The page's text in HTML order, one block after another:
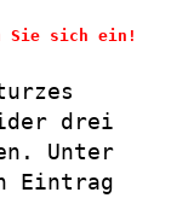
Sie sich ein!
drei
Unter
Eintrag